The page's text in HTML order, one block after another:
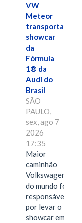
VW
Meteor
transporta
showcar
da
Fórmula
1® da
Audi do
Brasil
SÃO
PAULO,
sex, ago 7
2026
17:35
Maior
caminhão
Volkswagen
do mundo foi
responsável
por levar o
showcar em